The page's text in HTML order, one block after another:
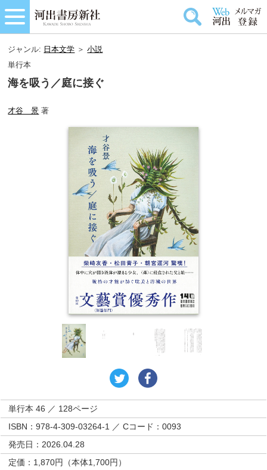
ジャンル: 日本文学 ＞小説
単行本
海を吸う／庭に接ぐ
才谷 景 著
単行本 46 ／ 128ページ
ISBN：978-4-309-03264-1 ／ Cコード：0093
発売日：2026.04.28
定価：1,870円（本体1,700円）